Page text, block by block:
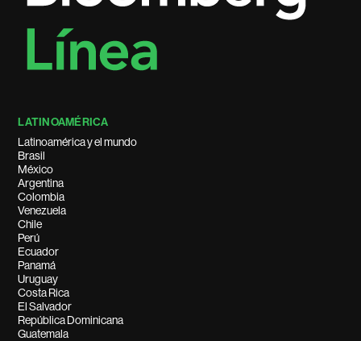
LATINOAMÉRICA
Latinoamérica y el mundo
Brasil
México
Argentina
Colombia
Venezuela
Chile
Perú
Ecuador
Panamá
Uruguay
Costa Rica
El Salvador
República Dominicana
Guatemala